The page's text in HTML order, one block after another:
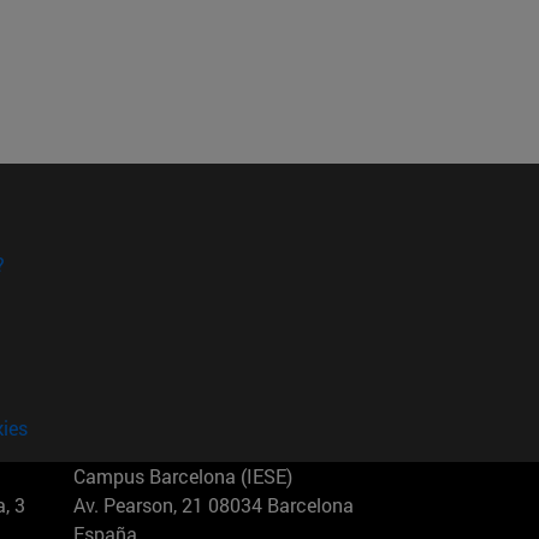
3
Campus Barcelona (IESE)
Av. Pearson, 21 08034 Barcelona
España